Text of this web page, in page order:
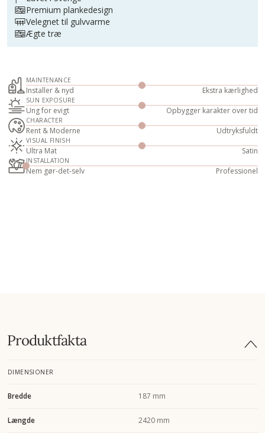
Premium plankedesign
Velegnet til gulvvarme
Ægte træ
MAINTENANCE
Installer & nyd Ekstra kærlighed
SUN EXPOSURE
Ung for evigt Opbygger karakter over tid
CHARACTER
Rent & Moderne Udtryksfuldt
VISUAL FINISH
Ultra Mat Satin
INSTALLATION
Nem gør-det-selv Professionel
Produktfakta
DIMENSIONER
Bredde 187 mm
Længde 2420 mm